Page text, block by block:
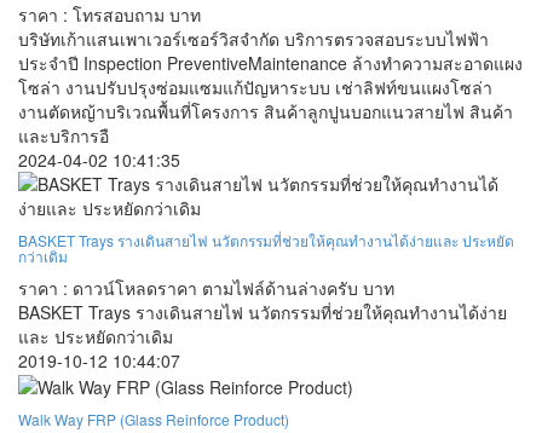
ราคา : โทรสอบถาม บาท
บริษัทเก้าแสนเพาเวอร์เซอร์วิสจำกัด บริการตรวจสอบระบบไฟฟ้า
ประจำปี Inspection PreventiveMaintenance ล้างทำความสะอาดแผง
โซล่า งานปรับปรุงซ่อมแซมแก้ปัญหาระบบ เช่าลิฟท์ขนแผงโซล่า
งานตัดหญ้าบริเวณพื้นที่โครงการ สินค้าลูกปูนบอกแนวสายไฟ สินค้า
และบริการอื
2024-04-02 10:41:35
BASKET Trays รางเดินสายไฟ นวัตกรรมที่ช่วยให้คุณทำงานได้ง่ายและ ประหยัด
กว่าเดิม
ราคา : ดาวน์โหลดราคา ตามไฟล์ด้านล่างครับ บาท
BASKET Trays รางเดินสายไฟ นวัตกรรมที่ช่วยให้คุณทำงานได้ง่าย
และ ประหยัดกว่าเดิม
2019-10-12 10:44:07
Walk Way FRP (Glass Reinforce Product)